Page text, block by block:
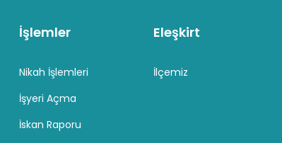
İşlemler
Nikah İşlemleri
İşyeri Açma
İskan Raporu
Eleşkirt
İlçemiz